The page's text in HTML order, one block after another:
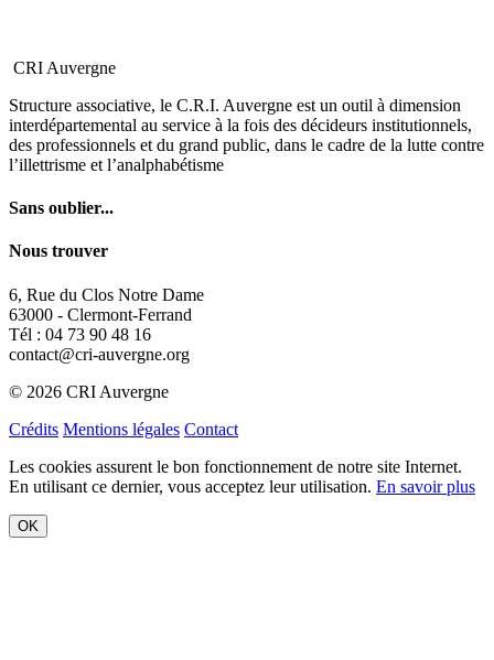
CRI Auvergne
Structure associative, le C.R.I. Auvergne est un outil à dimension
interdépartemental au service à la fois des décideurs institutionnels,
des professionnels et du grand public, dans le cadre de la lutte contre
l’illettrisme et l’analphabétisme
Sans oublier...
Nous trouver
6, Rue du Clos Notre Dame
63000 - Clermont-Ferrand
Tél : 04 73 90 48 16
contact@cri-auvergne.org
© 2026 CRI Auvergne
Crédits Mentions légales Contact
Les cookies assurent le bon fonctionnement de notre site Internet.
En utilisant ce dernier, vous acceptez leur utilisation. En savoir plus
OK